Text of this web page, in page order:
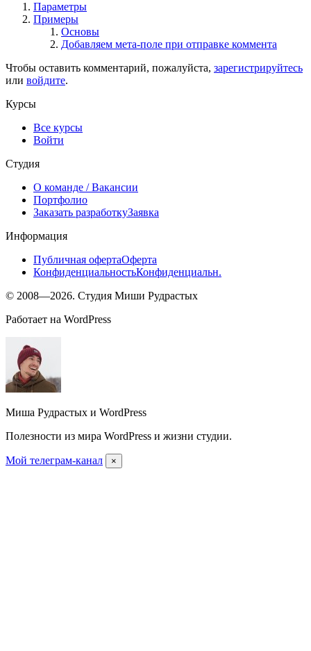
Параметры
Примеры
Основы
Добавляем мета-поле при отправке коммента
Чтобы оставить комментарий, пожалуйста, зарегистрируйтесь
или войдите.
Курсы
Все курсы
Войти
Студия
О команде / Вакансии
Портфолио
Заказать разработкуЗаявка
Информация
Публичная офертаОферта
КонфиденциальностьКонфиденциальн.
© 2008—2026. Студия Миши Рудрастых
Работает на WordPress
Миша Рудрастых и WordPress
Полезности из мира WordPress и жизни студии.
Мой телеграм-канал ×